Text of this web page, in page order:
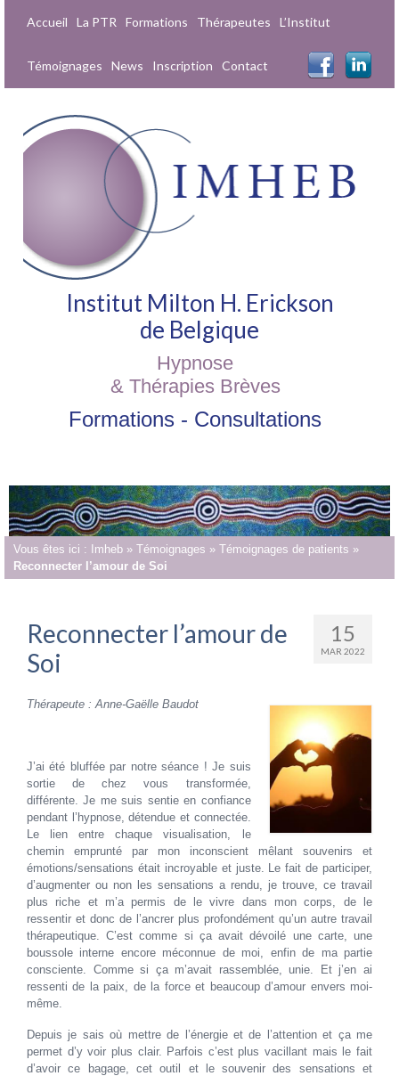
Accueil La PTR Formations Thérapeutes L’Institut
Témoignages News Inscription Contact
Institut Milton H. Erickson
de Belgique
Hypnose
& Thérapies Brèves
Formations - Consultations
Vous êtes ici : Imheb » Témoignages » Témoignages de patients »
Reconnecter l’amour de Soi
15
MAR 2022
Reconnecter l’amour de
Soi
Thérapeute : Anne-Gaëlle Baudot
J’ai été bluffée par notre séance ! Je suis
sortie de chez vous transformée,
différente. Je me suis sentie en confiance
pendant l’hypnose, détendue et connectée.
Le lien entre chaque visualisation, le
chemin emprunté par mon inconscient mêlant souvenirs et
émotions/sensations était incroyable et juste. Le fait de participer,
d’augmenter ou non les sensations a rendu, je trouve, ce travail
plus riche et m’a permis de le vivre dans mon corps, de le
ressentir et donc de l’ancrer plus profondément qu’un autre travail
thérapeutique. C’est comme si ça avait dévoilé une carte, une
boussole interne encore méconnue de moi, enfin de ma partie
consciente. Comme si ça m’avait rassemblée, unie. Et j’en ai
ressenti de la paix, de la force et beaucoup d’amour envers moi-
même.
Depuis je sais où mettre de l’énergie et de l’attention et ça me
permet d’y voir plus clair. Parfois c’est plus vacillant mais le fait
d’avoir ce bagage, cet outil et le souvenir des sensations et